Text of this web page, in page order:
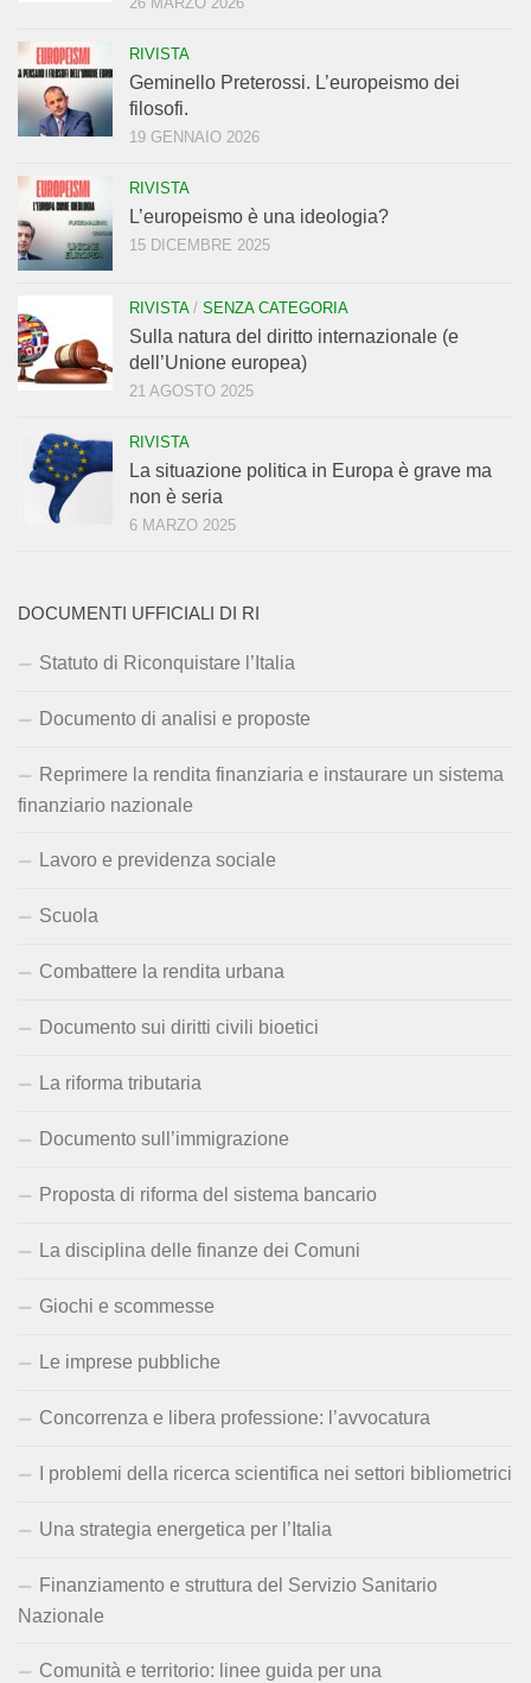
RIVISTA
Geminello Preterossi. L’europeismo dei
filosofi.
19 GENNAIO 2026
RIVISTA
L’europeismo è una ideologia?
15 DICEMBRE 2025
RIVISTA/ SENZA CATEGORIA
Sulla natura del diritto internazionale (e
dell’Unione europea)
21 AGOSTO 2025
RIVISTA
La situazione politica in Europa è grave ma
non è seria
6 MARZO 2025
DOCUMENTI UFFICIALI DI RI
Statuto di Riconquistare l’Italia
Documento di analisi e proposte
Reprimere la rendita finanziaria e instaurare un sistema
finanziario nazionale
Lavoro e previdenza sociale
Scuola
Combattere la rendita urbana
Documento sui diritti civili bioetici
La riforma tributaria
Documento sull’immigrazione
Proposta di riforma del sistema bancario
La disciplina delle finanze dei Comuni
Giochi e scommesse
Le imprese pubbliche
Concorrenza e libera professione: l’avvocatura
I problemi della ricerca scientifica nei settori bibliometrici
Una strategia energetica per l’Italia
Finanziamento e struttura del Servizio Sanitario
Nazionale
Comunità e territorio: linee guida per una